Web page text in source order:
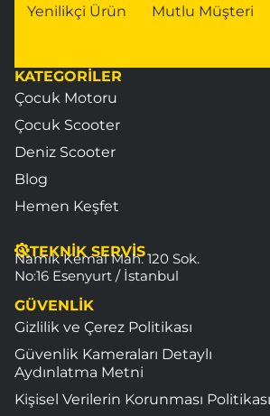
Yenilikçi Ürün Mutlu Müşteri
KATEGORİLER
Çocuk Motoru
Çocuk Scooter
Deniz Scooter
Blog
Hemen Keşfet
TEKNİK SERVİS
Namık Kemal Mah. 120 Sok.
No:16 Esenyurt / İstanbul
GÜVENLİK
Gizlilik ve Çerez Politikası
Güvenlik Kameraları Detaylı
Aydınlatma Metni
Kişisel Verilerin Korunması Politikası